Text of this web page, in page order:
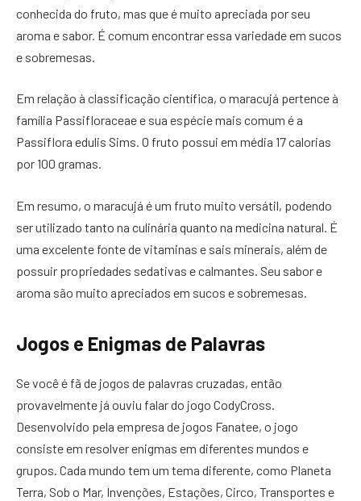
conhecida do fruto, mas que é muito apreciada por seu
aroma e sabor. É comum encontrar essa variedade em sucos
e sobremesas.
Em relação à classificação científica, o maracujá pertence à
família Passifloraceae e sua espécie mais comum é a
Passiflora edulis Sims. O fruto possui em média 17 calorias
por 100 gramas.
Em resumo, o maracujá é um fruto muito versátil, podendo
ser utilizado tanto na culinária quanto na medicina natural. É
uma excelente fonte de vitaminas e sais minerais, além de
possuir propriedades sedativas e calmantes. Seu sabor e
aroma são muito apreciados em sucos e sobremesas.
Jogos e Enigmas de Palavras
Se você é fã de jogos de palavras cruzadas, então
provavelmente já ouviu falar do jogo CodyCross.
Desenvolvido pela empresa de jogos Fanatee, o jogo
consiste em resolver enigmas em diferentes mundos e
grupos. Cada mundo tem um tema diferente, como Planeta
Terra, Sob o Mar, Invenções, Estações, Circo, Transportes e